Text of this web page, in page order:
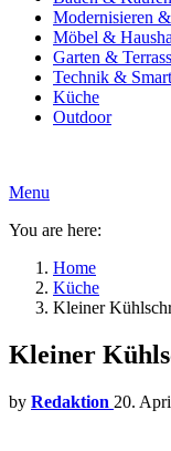
Modernisieren
Möbel &
Garten &
Technik &
Küche
Outdoor
Menu
You are here:
Home
Küche
Kleiner
Kleiner
by Redaktion 20.